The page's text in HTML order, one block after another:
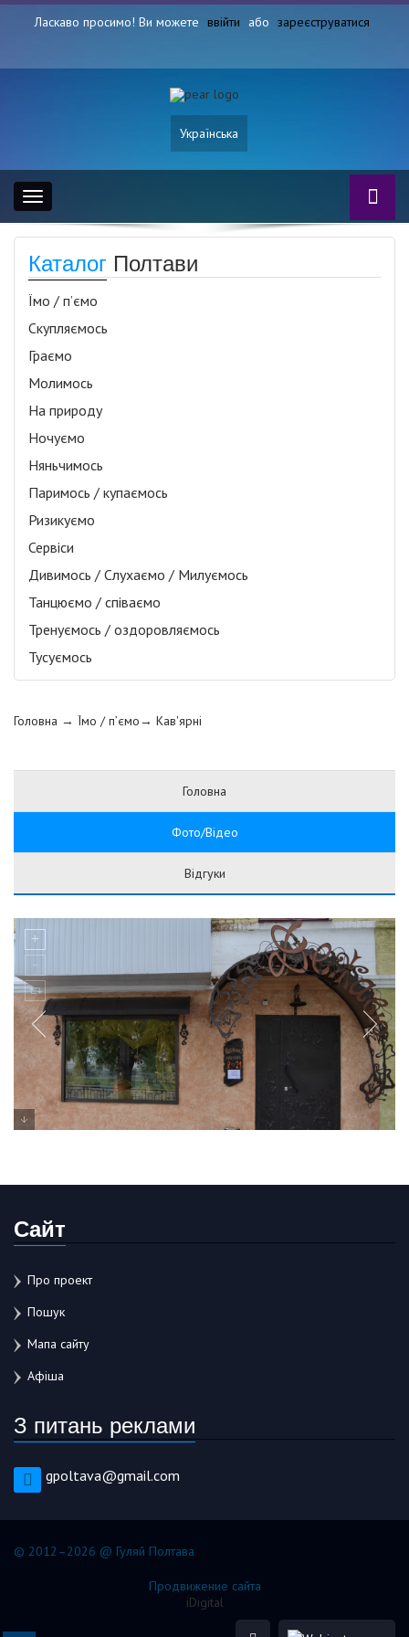
Ласкаво просимо! Ви можете ввійти або зареєструватися
Українська
Toggle
navigation
Каталог Полтави
Їмо / п’ємо
Скупляємось
Граємо
Молимось
На природу
Ночуємо
Няньчимось
Паримось / купаємось
Ризикуємо
Сервіси
Дивимось / Слухаємо / Милуємось
Танцюємо / співаємо
Тренуємось / оздоровляємось
Тусуємось
Головна → Їмо / п’ємо→ Кав'ярні
Головна
Фото/Відео
Відгуки
Сайт
Про проект
Пошук
Мапа сайту
Афіша
З питань реклами
gpoltava@gmail.com
© 2012–2026 @ Гуляй Полтава
Продвижение сайта
iDigital